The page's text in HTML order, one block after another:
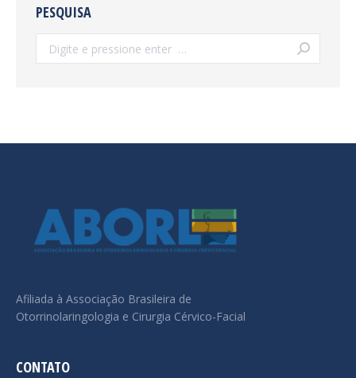
PESQUISA
Search:
Afiliada à Associação Brasileira de
Otorrinolaringologia e Cirurgia Cérvico-Facial
CONTATO